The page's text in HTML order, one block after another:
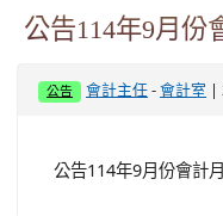
公告114年9月份
公告 會計主任 -會計室 |
公告114年9月份會計